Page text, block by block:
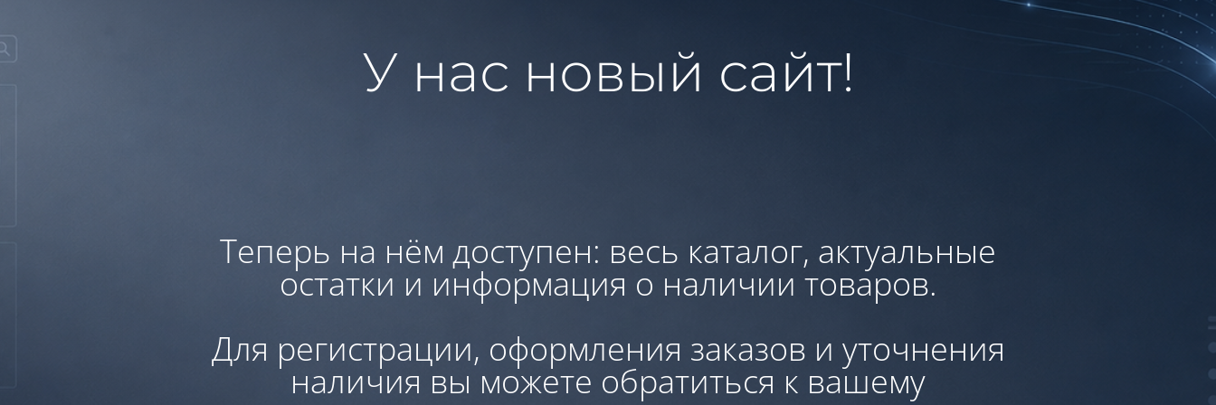
У нас новый сайт!
Теперь на нём доступен: весь каталог, актуальные
остатки и информация о наличии товаров.
Для регистрации, оформления заказов и уточнения
наличия вы можете обратиться к вашему